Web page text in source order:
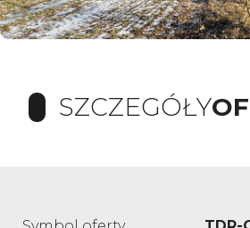
SZCZEGÓŁY